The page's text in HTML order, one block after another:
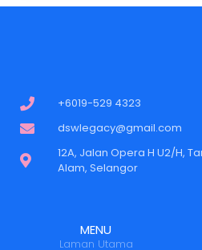
+6019-529 4323
dswlegacy@gmail.com
12A, Jalan Opera H U2/H,
Alam, Selangor
MENU
Laman Utama